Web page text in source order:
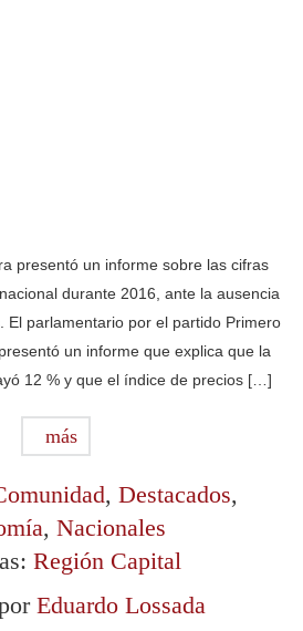
presentó un informe sobre las cifras
durante 2016, ante la ausencia
El parlamentario por el partido Primero
un informe que explica que la
12 % y que el índice de precios […]
más
, Destacados,
, Nacionales
Región Capital
Eduardo Lossada